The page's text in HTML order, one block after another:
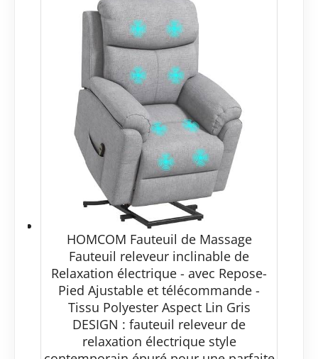
HOMCOM Fauteuil de Massage
Fauteuil releveur inclinable de
Relaxation électrique - avec Repose-
Pied Ajustable et télécommande -
Tissu Polyester Aspect Lin Gris
DESIGN : fauteuil releveur de
relaxation électrique style